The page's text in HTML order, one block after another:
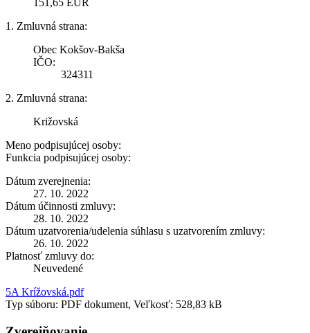
1. Zmluvná strana:
Obec Kokšov-Bakša
IČO:
324311
2. Zmluvná strana:
Križovská
Meno podpisujúcej osoby:
Funkcia podpisujúcej osoby:
Dátum zverejnenia:
27. 10. 2022
Dátum účinnosti zmluvy:
28. 10. 2022
Dátum uzatvorenia/udelenia súhlasu s uzatvorením zmluvy:
26. 10. 2022
Platnosť zmluvy do:
Neuvedené
5A Krížovská.pdf
Typ súboru: PDF dokument, Veľkosť: 528,83 kB